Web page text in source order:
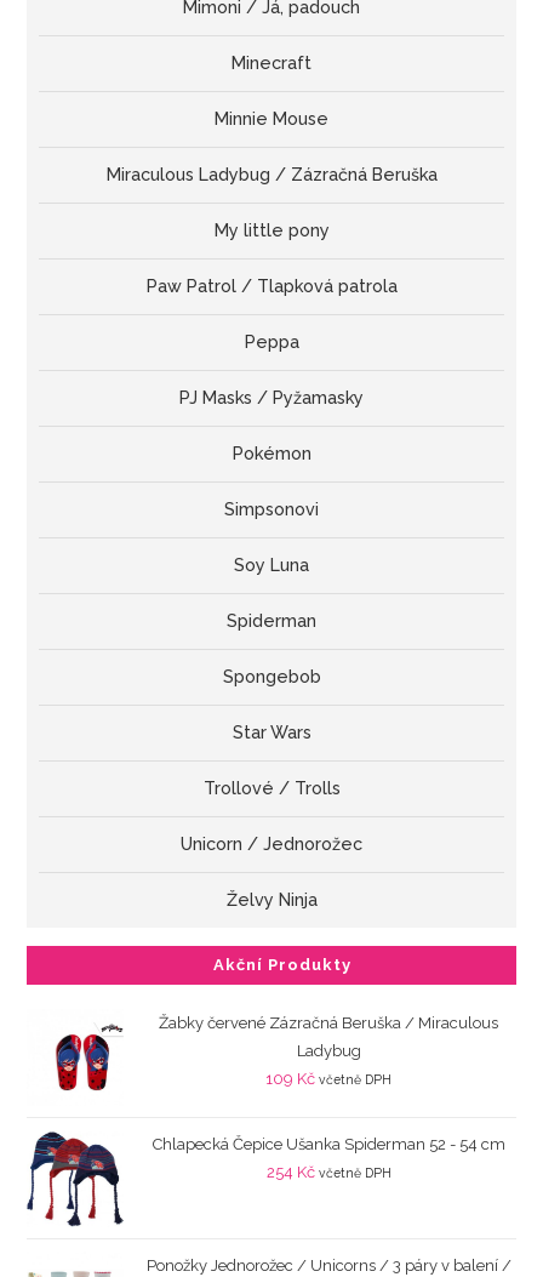
Mimoni / Já, padouch
Minecraft
Minnie Mouse
Miraculous Ladybug / Zázračná Beruška
My little pony
Paw Patrol / Tlapková patrola
Peppa
PJ Masks / Pyžamasky
Pokémon
Simpsonovi
Soy Luna
Spiderman
Spongebob
Star Wars
Trollové / Trolls
Unicorn / Jednorožec
Želvy Ninja
Akční Produkty
Žabky červené Zázračná Beruška / Miraculous
Ladybug
109 Kč včetně DPH
Chlapecká Čepice Ušanka Spiderman 52 - 54 cm
254 Kč včetně DPH
Ponožky Jednorožec / Unicorns / 3 páry v balení /